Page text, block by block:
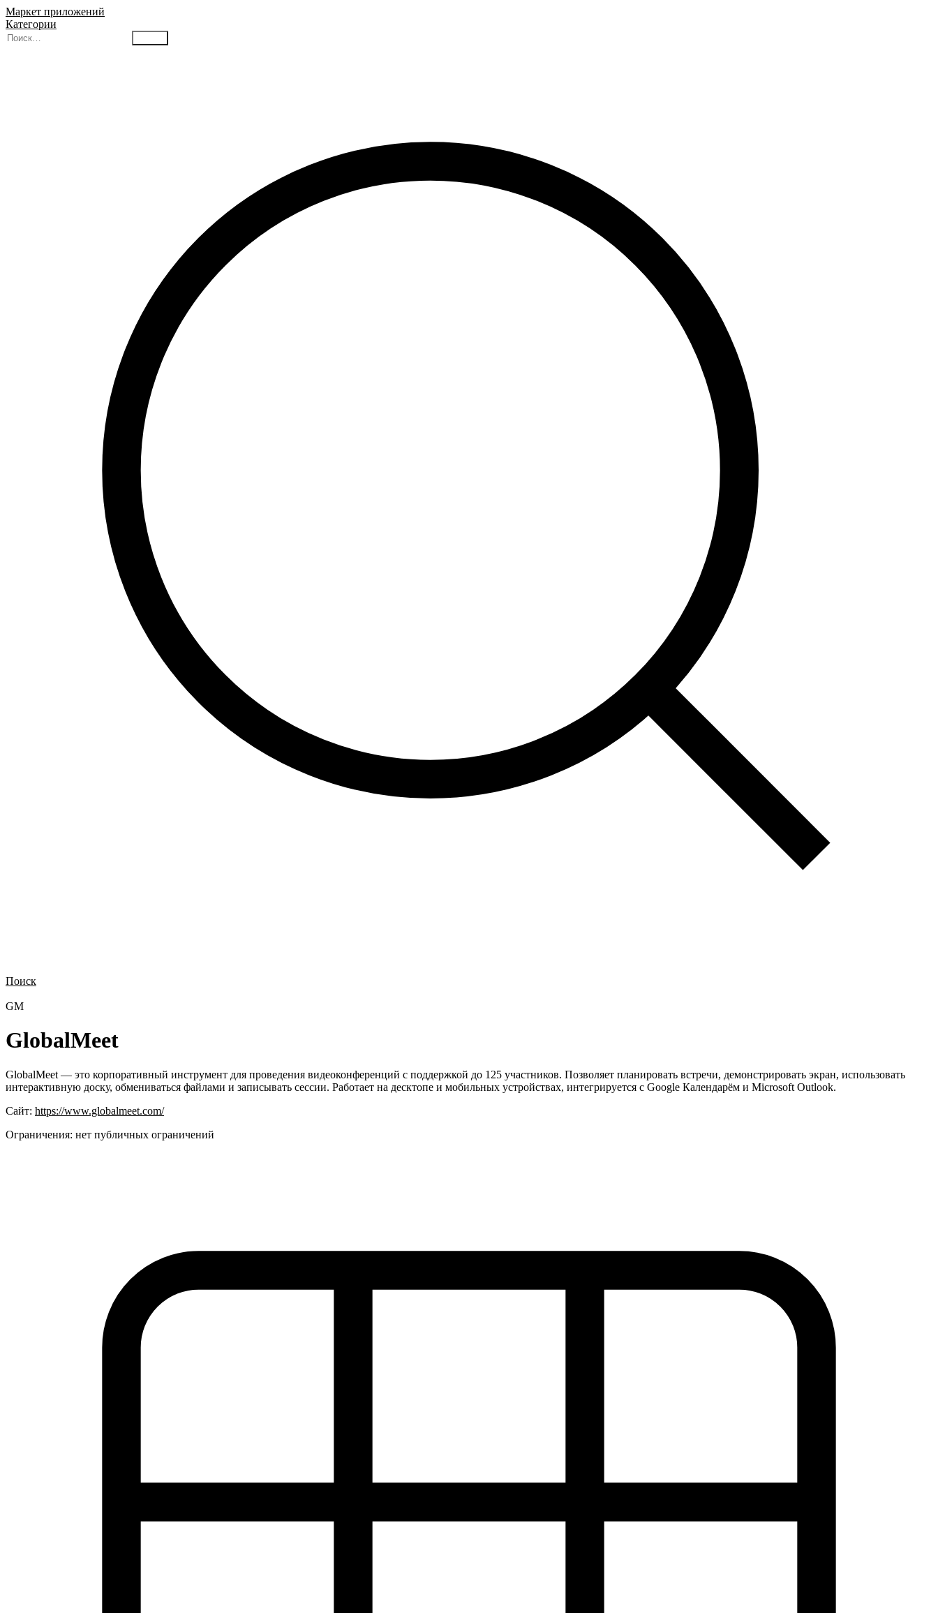
Маркет приложений
Категории
Поиск
GM
GlobalMeet
GlobalMeet — это корпоративный инструмент для проведения видеоконференций с поддержкой до 125 участников. Позволяет планировать встречи, демонстрировать экран, использовать
интерактивную доску, обмениваться файлами и записывать сессии. Работает на десктопе и мобильных устройствах, интегрируется с Google Календарём и Microsoft Outlook.
Сайт: https://www.globalmeet.com/
Ограничения: нет публичных ограничений